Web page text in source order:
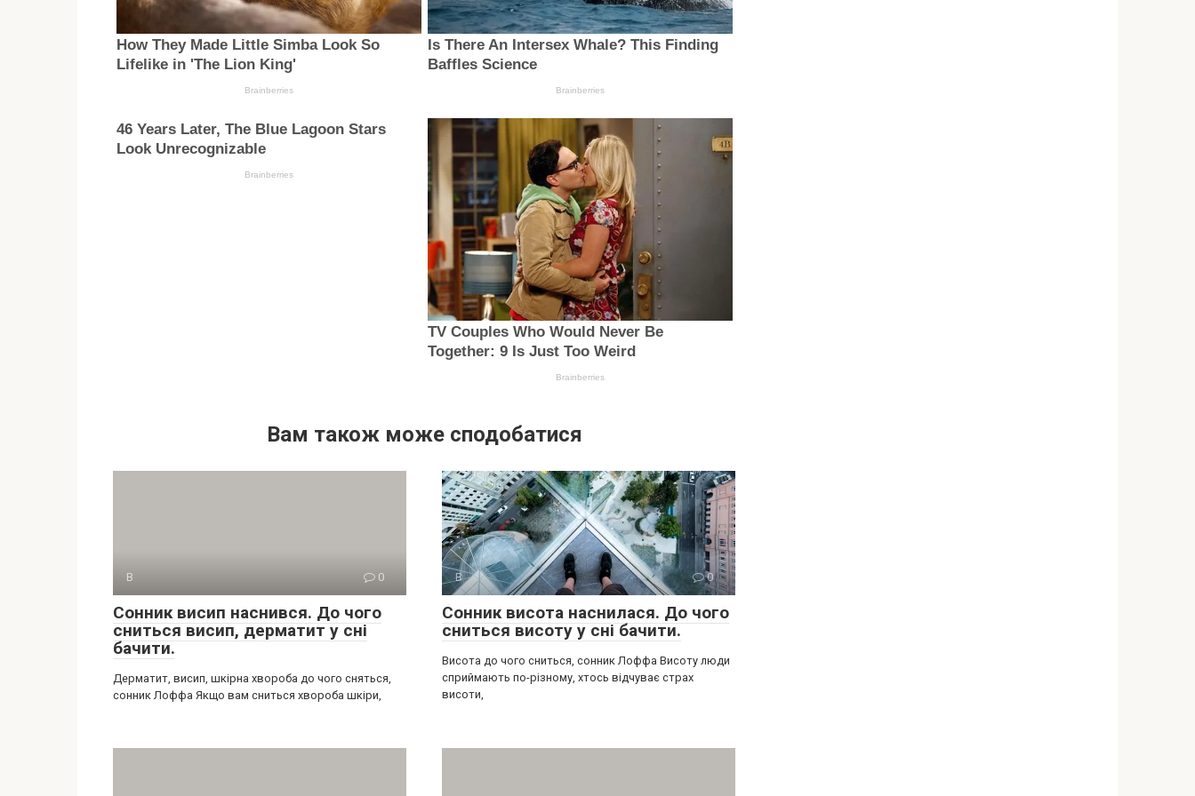
Вам також може сподобатися
В 0
Сонник висип наснився. До чого
сниться висип, дерматит у сні
бачити.
Дерматит, висип, шкірна хвороба до чого сняться,
сонник Лоффа Якщо вам сниться хвороба шкіри,
В 0
Сонник висота наснилася. До чого
сниться висоту у сні бачити.
Висота до чого сниться, сонник Лоффа Висоту люди
сприймають по-різному, хтось відчуває страх
висоти,